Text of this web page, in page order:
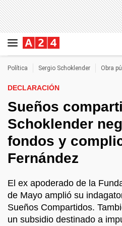
Política Sergio Schoklender Obra
DECLARACIÓN
Sueños
Schoklender
fondos y
Fernández
El ex apoderado de la
de Mayo amplió su
Sueños Compartidos.
un subsidio destinado a